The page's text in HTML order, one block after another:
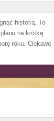
historią. To
na krótką
roku. Ciekawe